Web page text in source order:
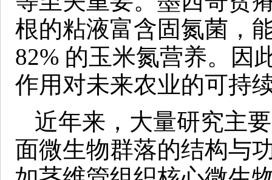
根的粘液富含固氮菌，
82% 的玉米氮营养。因
作用对未来农业的可持
近年来，大量研究主
面微生物群落的结构与